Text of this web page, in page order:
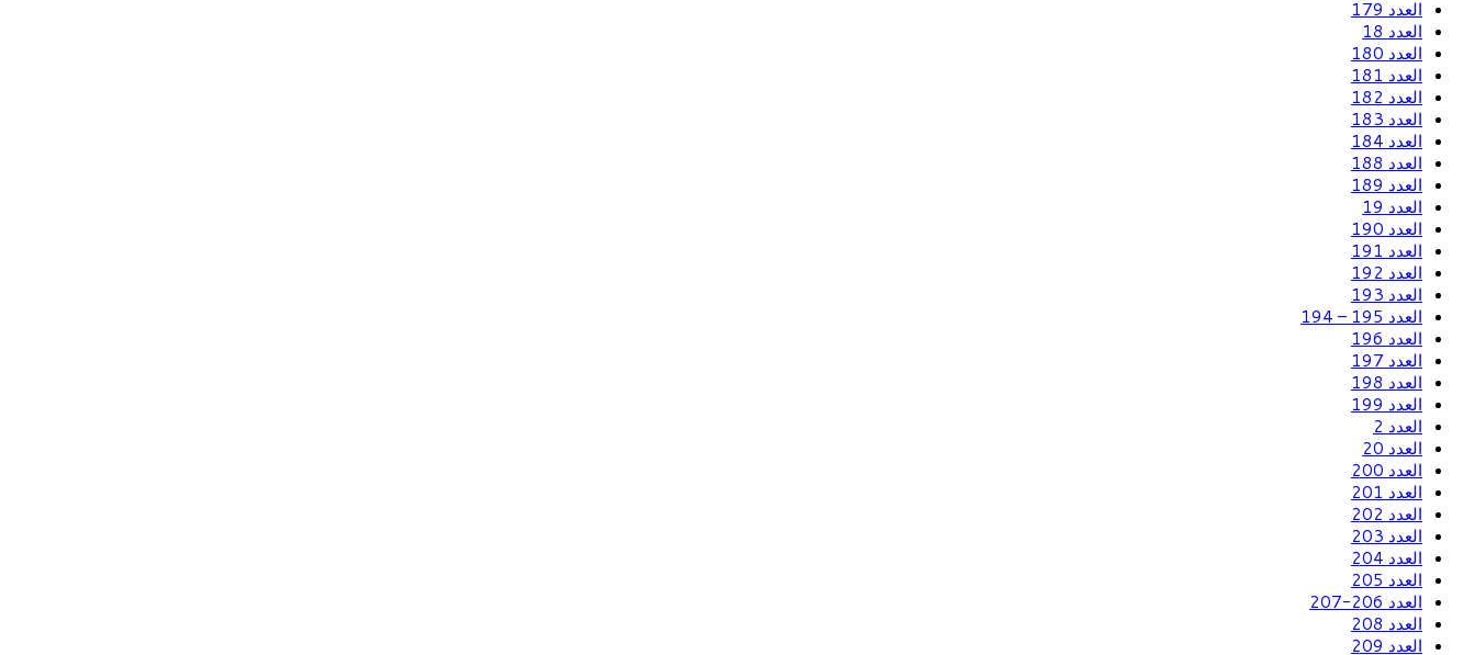
العدد 179
العدد 18
العدد 180
العدد 181
العدد 182
العدد 183
العدد 184
العدد 188
العدد 189
العدد 19
العدد 190
العدد 191
العدد 192
العدد 193
العدد 195 – 194
العدد 196
العدد 197
العدد 198
العدد 199
العدد 2
العدد 20
العدد 200
العدد 201
العدد 202
العدد 203
العدد 204
العدد 205
العدد 206-207
العدد 208
العدد 209